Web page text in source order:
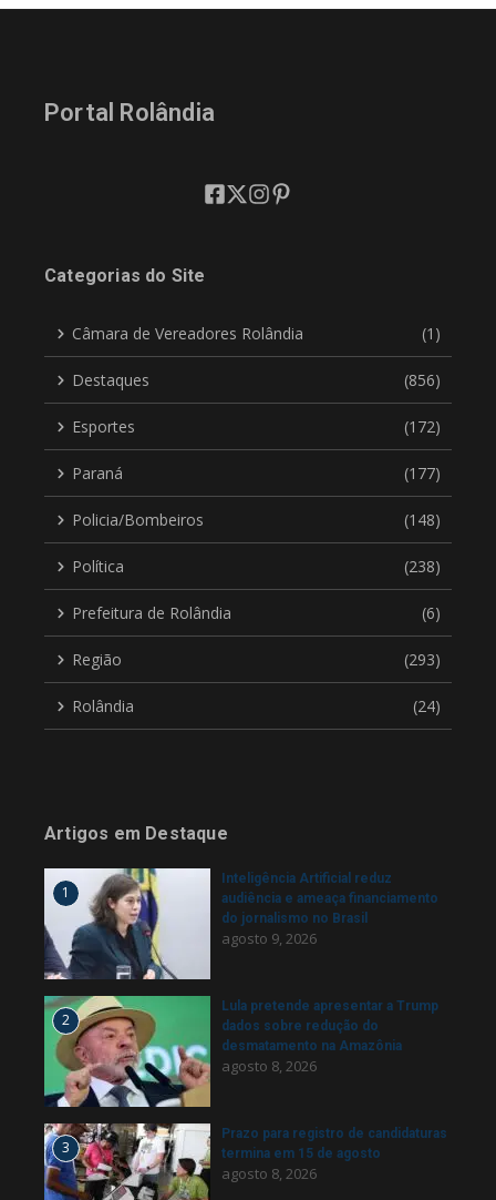
Portal Rolândia
Categorias do Site
Câmara de Vereadores Rolândia (1)
Destaques (856)
Esportes (172)
Paraná (177)
Policia/Bombeiros (148)
Política (238)
Prefeitura de Rolândia (6)
Região (293)
Rolândia (24)
Artigos em Destaque
1
Inteligência Artificial reduz
audiência e ameaça financiamento
do jornalismo no Brasil
agosto 9, 2026
2
Lula pretende apresentar a Trump
dados sobre redução do
desmatamento na Amazônia
agosto 8, 2026
3
Prazo para registro de candidaturas
termina em 15 de agosto
agosto 8, 2026